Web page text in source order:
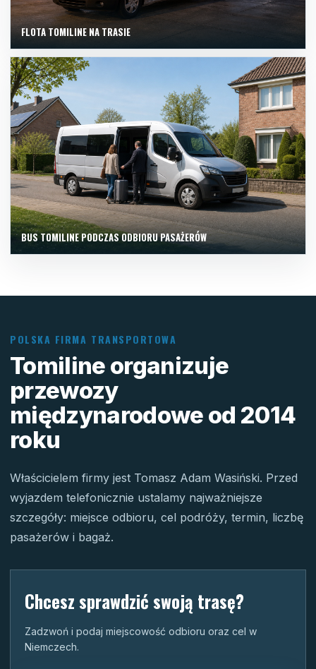
FLOTA TOMILINE NA TRASIE
BUS TOMILINE PODCZAS ODBIORU PASAŻERÓW
POLSKA FIRMA TRANSPORTOWA
Tomiline organizuje
przewozy
międzynarodowe od 2014
roku
Właścicielem firmy jest Tomasz Adam Wasiński. Przed
wyjazdem telefonicznie ustalamy najważniejsze
szczegóły: miejsce odbioru, cel podróży, termin, liczbę
pasażerów i bagaż.
Chcesz sprawdzić swoją trasę?
Zadzwoń i podaj miejscowość odbioru oraz cel w
Niemczech.